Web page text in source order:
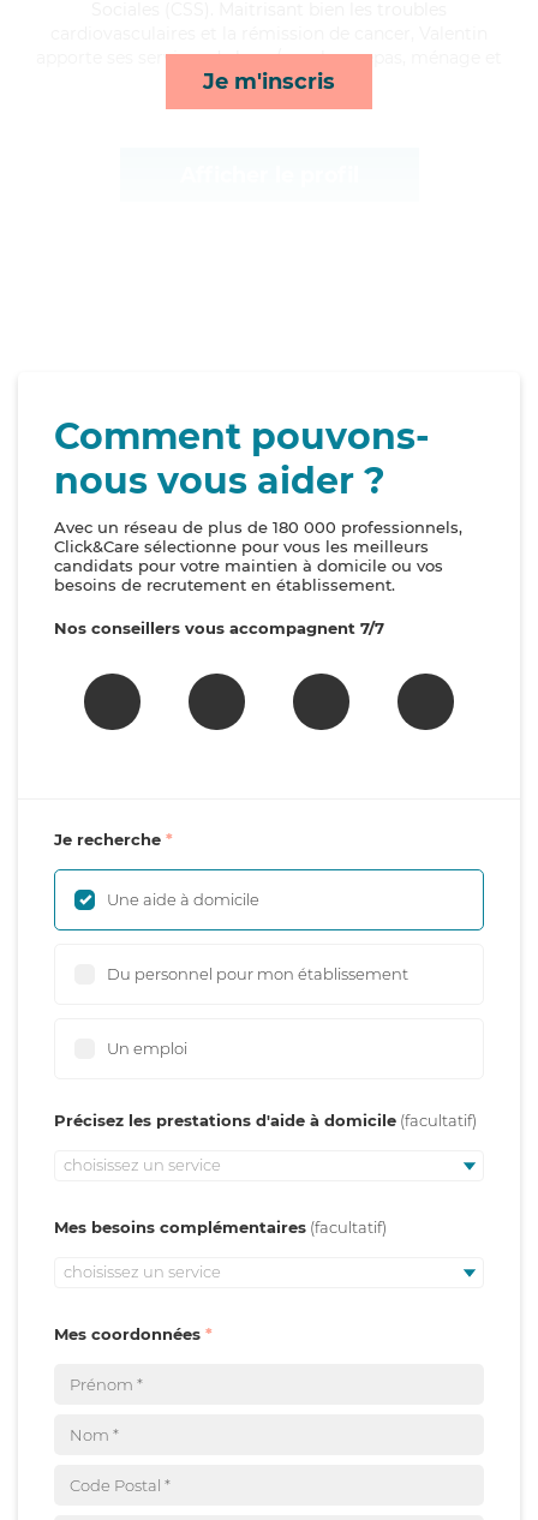
Je m'inscris
apporte ses services de lever/coucher, repas, ménage et
transports*
Comment pouvons-
nous vous aider ?
Avec un réseau de plus de 180 000 professionnels,
Click&Care sélectionne pour vous les meilleurs
candidats pour votre maintien à domicile ou vos
besoins de recrutement en établissement.
Nos conseillers vous accompagnent 7/7
Je recherche
Une aide à domicile
Du personnel pour mon établissement
Un emploi
Précisez les prestations d'aide à domicile
choisissez un service
Mes besoins complémentaires
choisissez un service
Mes coordonnées